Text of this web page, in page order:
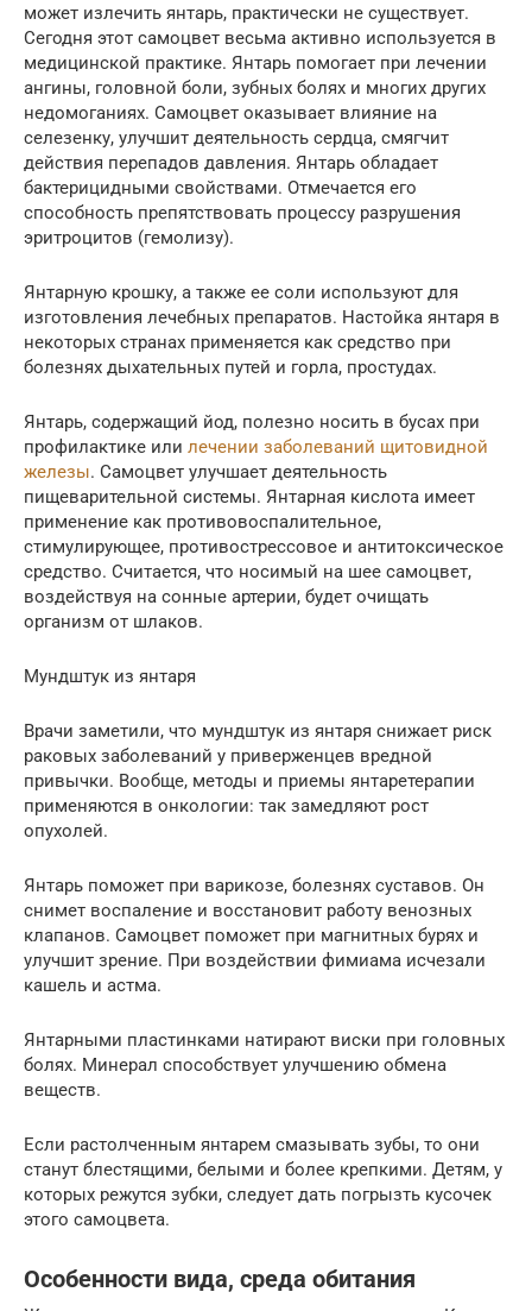
может излечить янтарь, практически не существует.
Сегодня этот самоцвет весьма активно используется в
медицинской практике. Янтарь помогает при лечении
ангины, головной боли, зубных болях и многих других
недомоганиях. Самоцвет оказывает влияние на
селезенку, улучшит деятельность сердца, смягчит
действия перепадов давления. Янтарь обладает
бактерицидными свойствами. Отмечается его
способность препятствовать процессу разрушения
эритроцитов (гемолизу).
Янтарную крошку, а также ее соли используют для
изготовления лечебных препаратов. Настойка янтаря в
некоторых странах применяется как средство при
болезнях дыхательных путей и горла, простудах.
Янтарь, содержащий йод, полезно носить в бусах при
профилактике или лечении заболеваний щитовидной
железы. Самоцвет улучшает деятельность
пищеварительной системы. Янтарная кислота имеет
применение как противовоспалительное,
стимулирующее, противострессовое и антитоксическое
средство. Считается, что носимый на шее самоцвет,
воздействуя на сонные артерии, будет очищать
организм от шлаков.
Мундштук из янтаря
Врачи заметили, что мундштук из янтаря снижает риск
раковых заболеваний у приверженцев вредной
привычки. Вообще, методы и приемы янтаретерапии
применяются в онкологии: так замедляют рост
опухолей.
Янтарь поможет при варикозе, болезнях суставов. Он
снимет воспаление и восстановит работу венозных
клапанов. Самоцвет поможет при магнитных бурях и
улучшит зрение. При воздействии фимиама исчезали
кашель и астма.
Янтарными пластинками натирают виски при головных
болях. Минерал способствует улучшению обмена
веществ.
Если растолченным янтарем смазывать зубы, то они
станут блестящими, белыми и более крепкими. Детям, у
которых режутся зубки, следует дать погрызть кусочек
этого самоцвета.
Особенности вида, среда обитания